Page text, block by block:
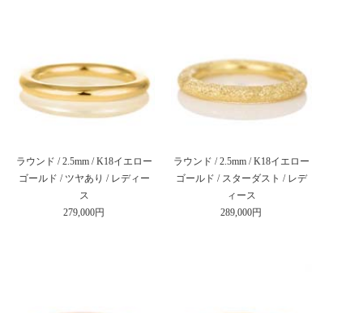
ラウンド / 2.5mm / K18イエロー
ゴールド / ツヤあり / レディー
ス
279,000円
ラウンド / 2.5mm / K18イエロー
ゴールド / スターダスト / レデ
ィース
289,000円